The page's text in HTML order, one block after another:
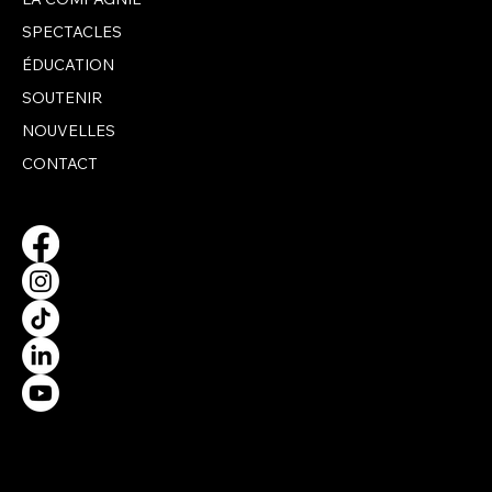
ARTISTE LOCALE
SPECTACLES
ÉDUCATION
SOUTENIR
NOUVELLES
CONTACT